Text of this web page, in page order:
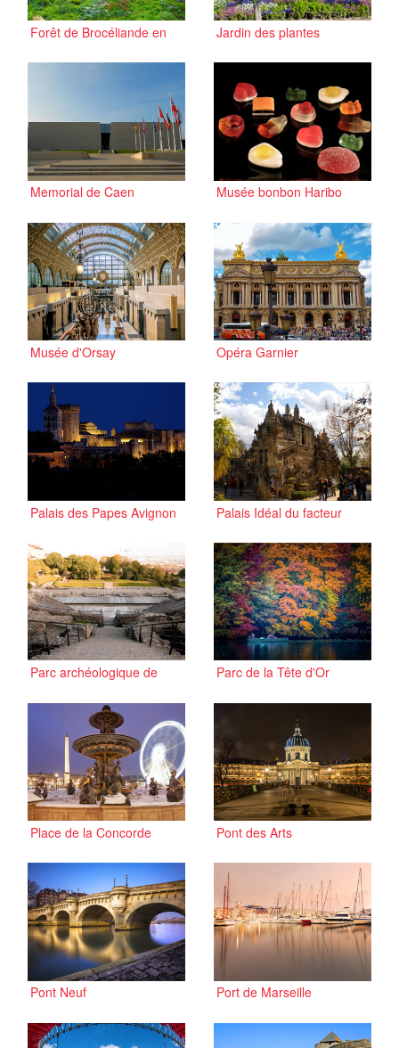
Forêt de Brocéliande en
Jardin des plantes
Memorial de Caen Musée bonbon Haribo
Musée d'Orsay Opéra Garnier
Palais des Papes Avignon
Palais Idéal du facteur
Parc archéologique de
Parc de la Tête d'Or
Place de la Concorde Pont des Arts
Pont Neuf Port de Marseille